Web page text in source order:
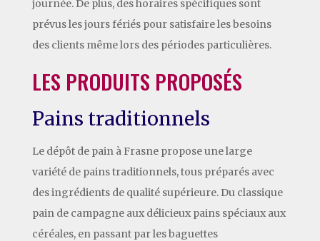
journée. De plus, des horaires spécifiques sont
prévus les jours fériés pour satisfaire les besoins
des clients même lors des périodes particulières.
LES PRODUITS PROPOSÉS
Pains traditionnels
Le dépôt de pain à Frasne propose une large
variété de pains traditionnels, tous préparés avec
des ingrédients de qualité supérieure. Du classique
pain de campagne aux délicieux pains spéciaux aux
céréales, en passant par les baguettes